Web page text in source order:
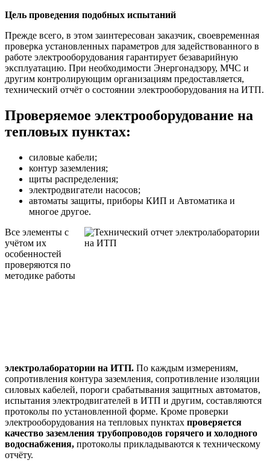
Цель проведения подобных испытаний
Прежде всего, в этом заинтересован заказчик, своевременная
проверка установленных параметров для задействованного в
работе электрооборудования гарантирует безаварийную
эксплуатацию. При необходимости Энергонадзору, МЧС и
другим контролирующим организациям предоставляется,
технический отчёт о состоянии электрооборудования на ИТП.
Проверяемое электрооборудование на
тепловых пунктах:
силовые кабели;
контур заземления;
щиты распределения;
электродвигатели насосов;
автоматы защиты, приборы КИП и Автоматика и
многое другое.
Все элементы с
учётом их
особенностей
проверяются по
методике работы
электролаборатории на ИТП. По каждым измерениям,
сопротивления контура заземления, сопротивление изоляции
силовых кабелей, пороги срабатывания защитных автоматов,
испытания электродвигателей в ИТП и другим, составляются
протоколы по установленной форме. Кроме проверки
электрооборудования на тепловых пунктах проверяется
качество заземления трубопроводов горячего и холодного
водоснабжения, протоколы прикладываются к техническому
отчёту.